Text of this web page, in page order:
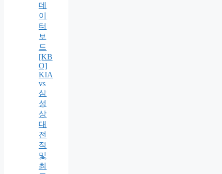
데
이
터
보
드
[KB
O]
KIA
vs
삼
성
상
대
전
적
및
최